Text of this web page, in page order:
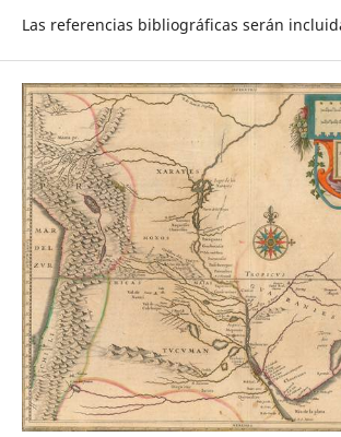
Las referencias bibliográficas serán